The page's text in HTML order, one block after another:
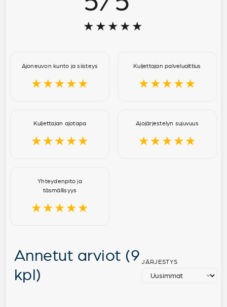
★★★★★
Ajoneuvon kunto ja siisteys
★★★★★
Kuljettajan palvelualttius
★★★★★
Kuljettajan ajotapa
★★★★★
Ajojärjestelyn sujuvuus
★★★★★
Yhteydenpito ja
täsmällisyys
★★★★★
Annetut arviot (9
kpl)
JÄRJESTYS